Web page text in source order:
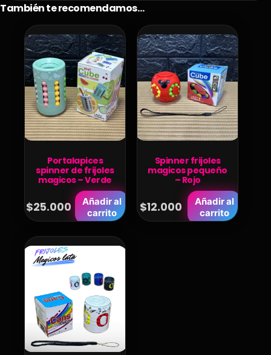
También te recomendamos…
Portalapices
spinner de frijoles
magicos – Verde
$25.000
Añadir al
carrito
Spinner frijoles
magicos pequeño
– Rojo
$12.000
Añadir al
carrito